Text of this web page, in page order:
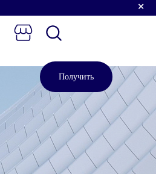
×
Получить
предложение